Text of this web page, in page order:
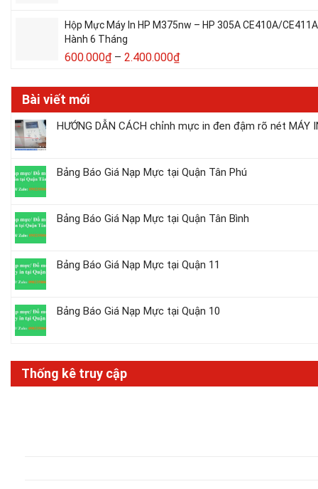
Hộp Mực Máy In HP M375nw – HP 305A CE410A/
Hành 6 Tháng
600.000₫ – 2.400.000₫
Bài viết mới
HƯỚNG DẪN CÁCH chỉnh mực in đen đậm rõ nét MÁY
Bảng Báo Giá Nạp Mực tại Quận Tân Phú
Bảng Báo Giá Nạp Mực tại Quận Tân Bình
Bảng Báo Giá Nạp Mực tại Quận 11
Bảng Báo Giá Nạp Mực tại Quận 10
Thống kê truy cập